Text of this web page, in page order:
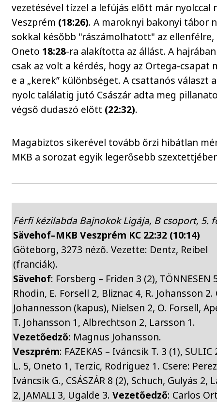
vezetésével tízzel a lefújás előtt már nyolccal
Veszprém (18:26). A maroknyi bakonyi tábor
sokkal később "rászámolhatott" az
Oneto 18:28-ra alakította az állást. A
csak az volt a kérdés, hogy az Ortega-csapat
e a „kerek” különbséget. A csattanós választ
nyolc találatig jutó Császár adta meg
végső dudaszó előtt (22:32).
Magabiztos sikerével tovább őrzi hibátlan
MKB a sorozat egyik legerősebb
Férfi kézilabda Bajnokok Ligája, B csoport, 5.
Sävehof–MKB Veszprém KC 22:32 (10:14)
Göteborg, 3273 néző. Vezette: Dentz, Reibel
(franciák).
Sävehof: Forsberg – Friden 3 (2), TÖNNESEN
Rhodin, E. Forsell 2, Bliznac 4, R. Johansson 2.
Johannesson (kapus), Nielsen 2, O. Forsell,
T. Johansson 1, Albrechtson 2, Larsson 1.
Vezetőedző: Magnus Johansson.
Veszprém: FAZEKAS – Iváncsik T. 3 (1), SULIC
L. 5, Oneto 1, Terzic, Rodriguez 1. Csere:
Iváncsik G., CSÁSZÁR 8 (2), Schuch, Gulyás 2,
2, JAMALI 3, Ugalde 3.Vezetőedző: Carlos